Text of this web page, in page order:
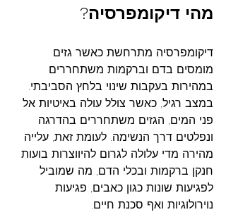
מהי דיקומפרסיה?
דיקומפרסיה מתרחשת כאשר גזים
מומסים בדם וברקמות משתחררים
במהירות בעקבות שינוי בלחץ הסביבתי.
במצב רגיל, כאשר צולל עולה באיטיות אל
פני המים, הגזים משתחררים בהדרגה
ונפלטים דרך הנשימה. לעומת זאת, עלייה
מהירה מדי עלולה לגרום להיווצרות בועות
חנקן ברקמות ובכלי הדם, מה שמוביל
לפגיעות שונות כגון כאבים, פגיעות
נוירולוגיות ואף סכנת חיים.